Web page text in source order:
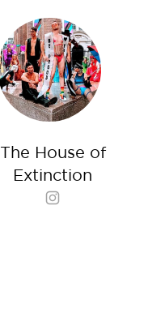
The House of
Extinction
Instagram